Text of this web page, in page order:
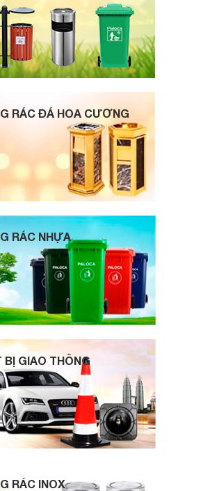
RÁC ĐÁ HOA CƯƠNG
RÁC NHỰA
BỊ GIAO THÔNG
RÁC INOX